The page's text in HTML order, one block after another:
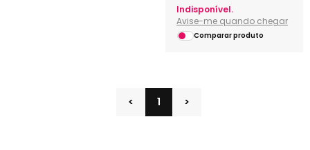
Indisponível.
Avise-me quando chegar
Comparar produto
< 1 >